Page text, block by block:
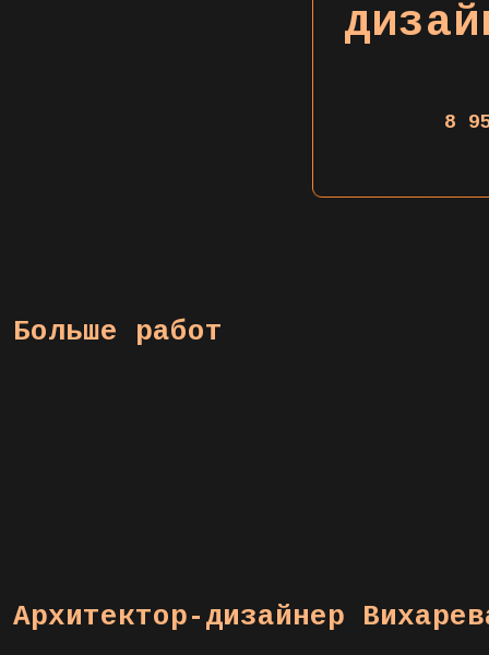
8
Больше работ
Архитектор-дизайнер